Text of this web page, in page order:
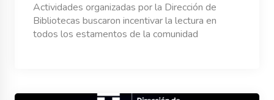
Actividades organizadas por la Dirección de
Bibliotecas buscaron incentivar la lectura en
todos los estamentos de la comunidad